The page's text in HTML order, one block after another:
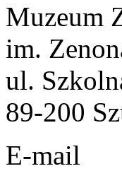
Muzeum
im.
ul.
89-200
E-mail